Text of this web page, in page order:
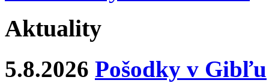
Aktuality
5.8.2026 Pošodky v Gibľu